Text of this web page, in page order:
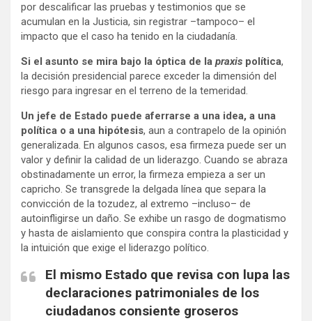
por descalificar las pruebas y testimonios que se
acumulan en la Justicia, sin registrar –tampoco– el
impacto que el caso ha tenido en la ciudadanía.
Si el asunto se mira bajo la óptica de la praxis política,
la decisión presidencial parece exceder la dimensión del
riesgo para ingresar en el terreno de la temeridad.
Un jefe de Estado puede aferrarse a una idea, a una
política o a una hipótesis, aun a contrapelo de la opinión
generalizada. En algunos casos, esa firmeza puede ser un
valor y definir la calidad de un liderazgo. Cuando se abraza
obstinadamente un error, la firmeza empieza a ser un
capricho. Se transgrede la delgada línea que separa la
convicción de la tozudez, al extremo –incluso– de
autoinfligirse un daño. Se exhibe un rasgo de dogmatismo
y hasta de aislamiento que conspira contra la plasticidad y
la intuición que exige el liderazgo político.
El mismo Estado que revisa con lupa las
declaraciones patrimoniales de los
ciudadanos consiente groseros